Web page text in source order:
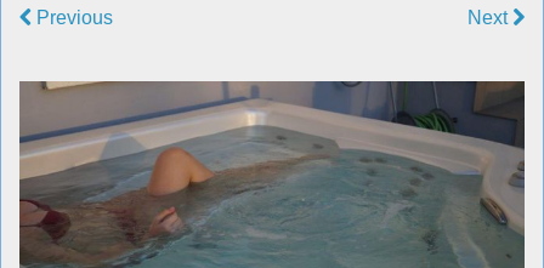
Impressum / Datenschutz
Previous Next